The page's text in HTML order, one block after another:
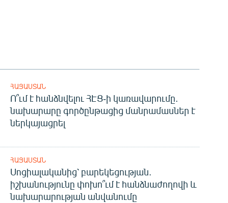
ՀԱՅԱՍՏԱՆ
Ո՞ւմ է հանձնվելու ՀԷՑ-ի կառավարումը.
նախարարը գործընթացից մանրամասներ է
ներկայացրել
ՀԱՅԱՍՏԱՆ
Սոցիալականից՝ բարեկեցության.
իշխանությունը փոխո՞ւմ է հանձնաժողովի և
նախարարության անվանումը